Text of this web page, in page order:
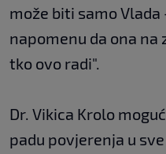
može biti samo Vlada
napomenu da ona na
tko ovo radi".
Dr. Vikica Krolo
padu povjerenja u